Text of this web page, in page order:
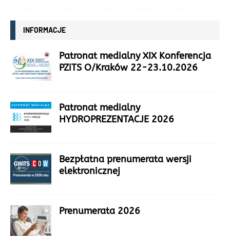
INFORMACJE
Patronat medialny XIX Konferencja
PZiTS O/Kraków 22-23.10.2026
Patronat medialny
HYDROPREZENTACJE 2026
Bezpłatna prenumerata wersji
elektronicznej
Prenumerata 2026